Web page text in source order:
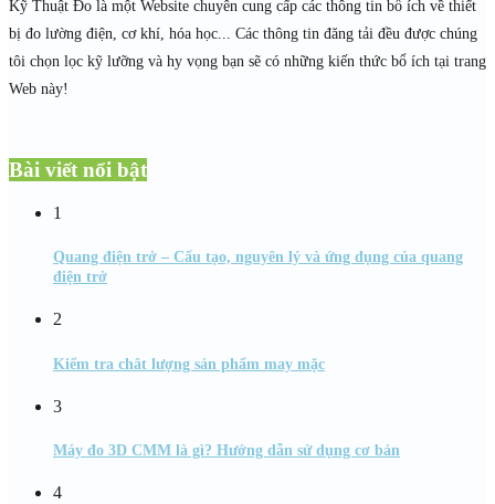
Kỹ Thuật Đo là một Website chuyên cung cấp các thông tin bổ ích về thiết
bị đo lường điện, cơ khí, hóa học... Các thông tin đăng tải đều được chúng
tôi chọn lọc kỹ lưỡng và hy vọng bạn sẽ có những kiến thức bổ ích tại trang
Web này!
Bài viết nổi bật
1
Quang điện trở – Cấu tạo, nguyên lý và ứng dụng của quang
điện trở
2
Kiểm tra chât lượng sản phẩm may mặc
3
Máy đo 3D CMM là gì? Hướng dẫn sử dụng cơ bản
4